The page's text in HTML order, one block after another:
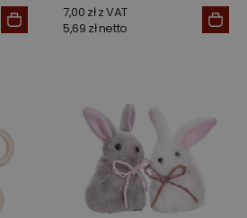
7,00 zł z VAT
5,69 zł netto